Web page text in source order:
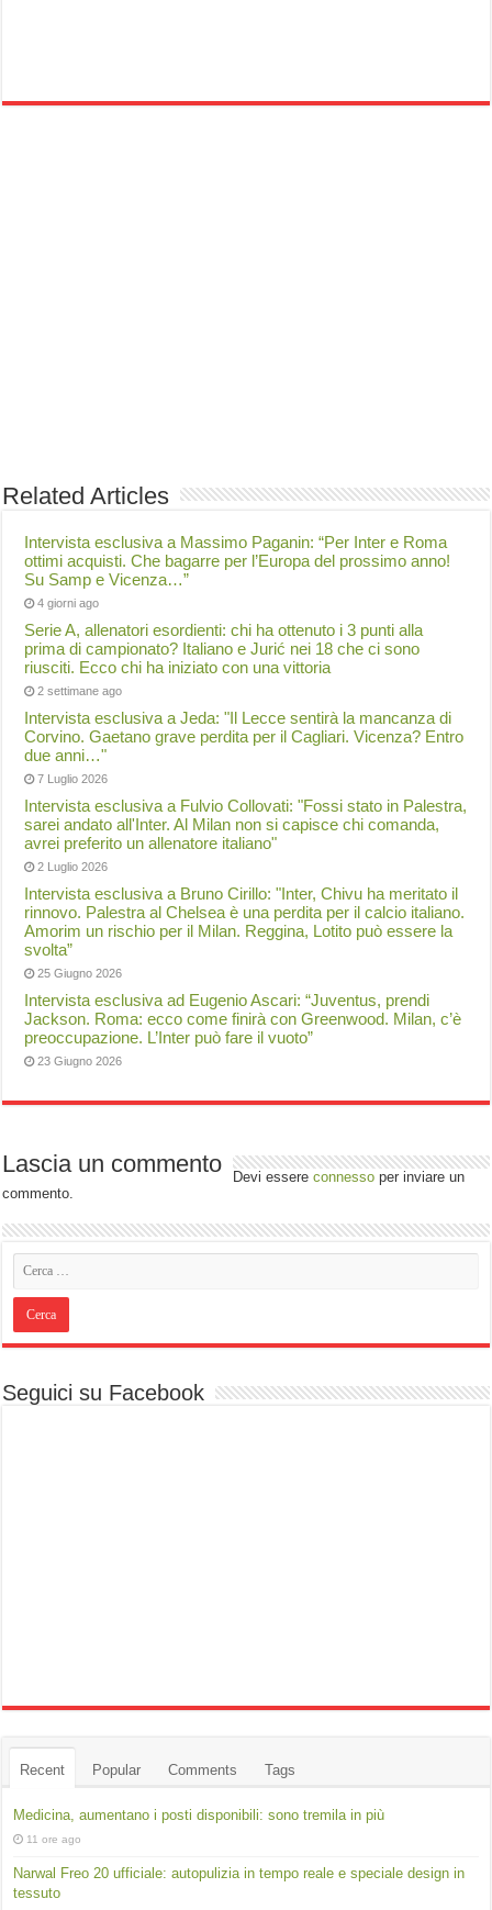
Related Articles
Intervista esclusiva a Massimo Paganin: “Per Inter e Roma
ottimi acquisti. Che bagarre per l’Europa del prossimo anno!
Su Samp e Vicenza…”
4 giorni ago
Serie A, allenatori esordienti: chi ha ottenuto i 3 punti alla
prima di campionato? Italiano e Jurić nei 18 che ci sono
riusciti. Ecco chi ha iniziato con una vittoria
2 settimane ago
Intervista esclusiva a Jeda: "Il Lecce sentirà la mancanza di
Corvino. Gaetano grave perdita per il Cagliari. Vicenza? Entro
due anni…"
7 Luglio 2026
Intervista esclusiva a Fulvio Collovati: "Fossi stato in Palestra,
sarei andato all'Inter. Al Milan non si capisce chi comanda,
avrei preferito un allenatore italiano"
2 Luglio 2026
Intervista esclusiva a Bruno Cirillo: "Inter, Chivu ha meritato il
rinnovo. Palestra al Chelsea è una perdita per il calcio italiano.
Amorim un rischio per il Milan. Reggina, Lotito può essere la
svolta”
25 Giugno 2026
Intervista esclusiva ad Eugenio Ascari: “Juventus, prendi
Jackson. Roma: ecco come finirà con Greenwood. Milan, c’è
preoccupazione. L’Inter può fare il vuoto”
23 Giugno 2026
Lascia un commento Devi essereconnesso per inviare un
commento.
Seguici su Facebook
Recent Popular Comments Tags
Medicina, aumentano i posti disponibili: sono tremila in più
11 ore ago
Narwal Freo 20 ufficiale: autopulizia in tempo reale e speciale design in
tessuto